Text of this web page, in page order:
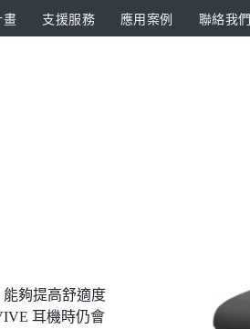
畫 支援服務 應用案例 聯絡我們
夠提高舒適度
耳機時仍會